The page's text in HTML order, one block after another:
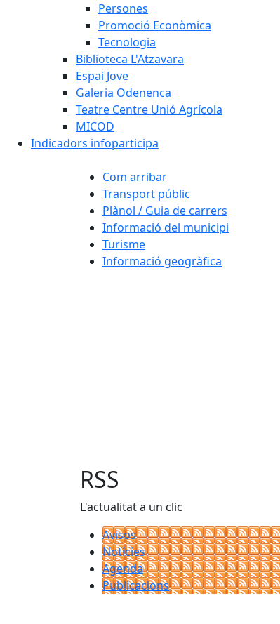
Persones
Promoció Econòmica
Tecnologia
Biblioteca L'Atzavara
Espai Jove
Galeria Odenenca
Teatre Centre Unió Agrícola
MICOD
Indicadors infoparticipa
Com arribar
Transport públic
Plànol / Guia de carrers
Informació del municipi
Turisme
Informació geogràfica
RSS
L'actualitat a un clic
Avisos
Notícies
Agenda
Publicacions